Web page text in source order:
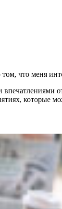
что меня
которые